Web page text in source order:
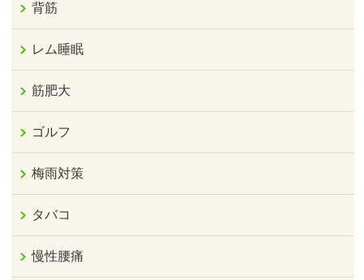
背筋
レム睡眠
筋肥大
ゴルフ
梅雨対策
タバコ
慢性腰痛